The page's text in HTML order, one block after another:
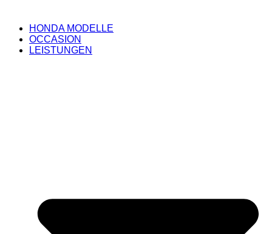
HONDA MODELLE
OCCASION
LEISTUNGEN